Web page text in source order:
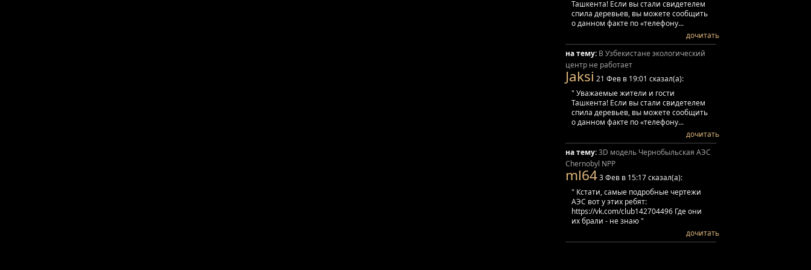
Ташкента! Если вы стали свидетелем
спила деревьев, вы можете сообщить
о данном факте по «телефону...
дочитать
на тему: В Узбекистане экологический
центр не работает
Jaksi 21 Фев в 19:01 сказал(а):
" Уважаемые жители и гости
Ташкента! Если вы стали свидетелем
спила деревьев, вы можете сообщить
о данном факте по «телефону...
дочитать
на тему:3D модель Чернобыльская АЭС
Chernobyl NPP
ml643 Фев в 15:17 сказал(а):
" Кстати, самые подробные чертежи
АЭС вот у этих ребят:
https://vk.com/club142704496 Где они
их брали - не знаю "
дочитать